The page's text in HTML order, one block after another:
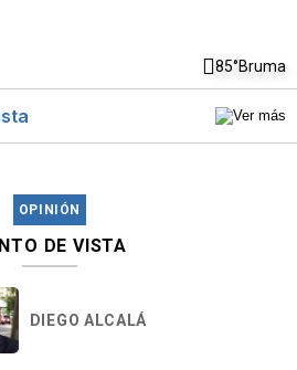
85°Bruma
OPINIÓN
DE VISTA
DIEGO ALCALÁ